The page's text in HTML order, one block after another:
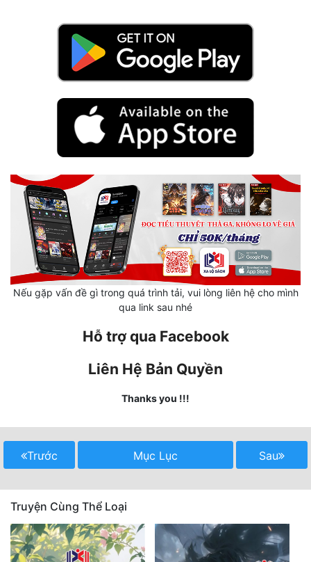
Phong Thủy - Tâm Linh
Phương Tây
Phản Phái
Quan Trường
Quân Sự
Sảng Văn
Tiểu Thuyết
Trinh Thám
Trùng Sinh
Trọng Sinh
Nếu gặp vấn đề gì trong quá trình tải, vui lòng liên hệ cho mình
qua link sau nhé
Hỗ trợ qua Facebook
Liên Hệ Bản Quyền
Thanks you !!!
Trước Mục Lục Sau
Truyện Cùng Thể Loại